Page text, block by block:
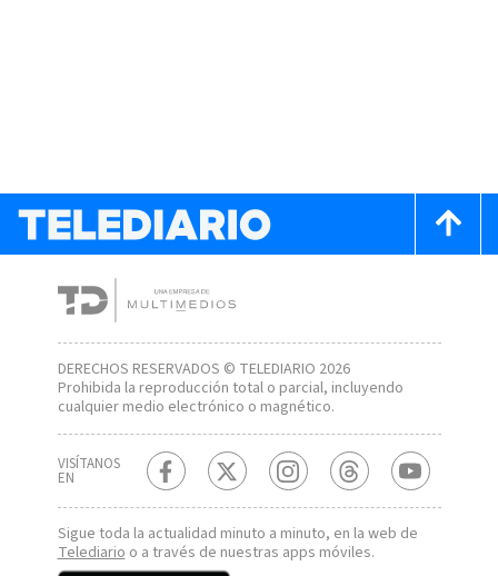
DERECHOS RESERVADOS © TELEDIARIO 2026
Prohibida la reproducción total o parcial, incluyendo
cualquier medio electrónico o magnético.
VISÍTANOS
EN
Sigue toda la actualidad minuto a minuto, en la web de
Telediarioo a través de nuestras apps móviles.